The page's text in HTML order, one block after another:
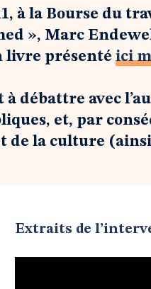
à la Bourse du
», Marc
livre présenté ici
débattre avec
et, par
de la culture
Extraits de